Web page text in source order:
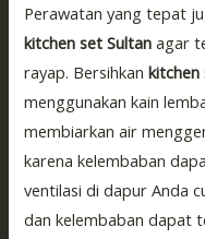
Perawatan yang tepat
kitchen set Sultan agar
rayap. Bersihkankitchen
menggunakan kain
membiarkan air
karena kelembaban
ventilasi di dapur Anda
dan kelembaban dapat